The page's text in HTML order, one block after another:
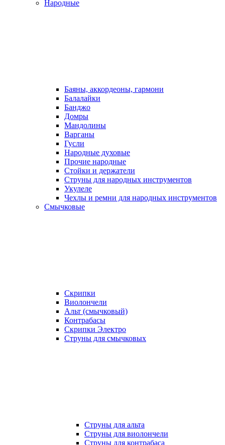
Народные
Баяны, аккордеоны, гармони
Балалайки
Банджо
Домры
Мандолины
Варганы
Гусли
Народные духовые
Прочие народные
Стойки и держатели
Струны для народных инструментов
Укулеле
Чехлы и ремни для народных инструментов
Смычковые
Скрипки
Виолончели
Альт (смычковый)
Контрабасы
Скрипки Электро
Струны для смычковых
Струны для альта
Струны для виолончели
Струны для контрабаса